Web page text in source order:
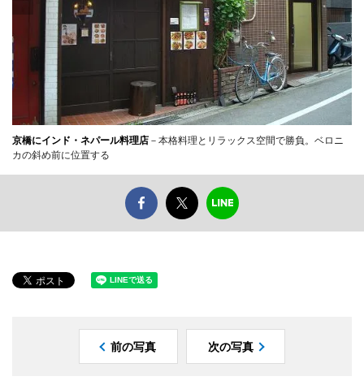
京橋にインド・ネパール料理店 －本格料理とリラックス空間で勝負。ベロニ
カの斜め前に位置する
前の写真 次の写真